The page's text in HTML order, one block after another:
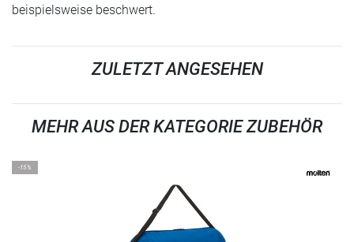
beispielsweise beschwert.
ZULETZT ANGESEHEN
MEHR AUS DER KATEGORIE ZUBEHÖR
-15%